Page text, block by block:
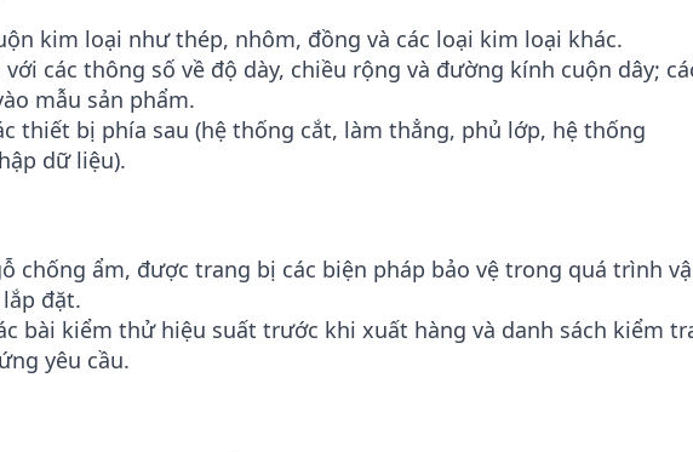
kim loại như thép, nhôm, đồng và các loại kim loại khác.
các thông số về độ dày, chiều rộng và đường kính cuộn dây;
mẫu sản phẩm.
thiết bị phía sau (hệ thống cắt, làm thẳng, phủ lớp, hệ thống
dữ liệu).
chống ẩm, được trang bị các biện pháp bảo vệ trong quá trình
đặt.
bài kiểm thử hiệu suất trước khi xuất hàng và danh sách kiểm
yêu cầu.